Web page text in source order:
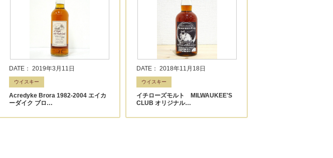
DATE： 2019年3月11日
ウイスキー
Acredyke Brora 1982-2004 エイカ
ーダイク ブロ…
DATE： 2018年11月18日
ウイスキー
イチローズモルト MILWAUKEE'S
CLUB オリジナル…